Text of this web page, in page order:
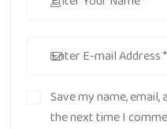
Save my name,
the next time I